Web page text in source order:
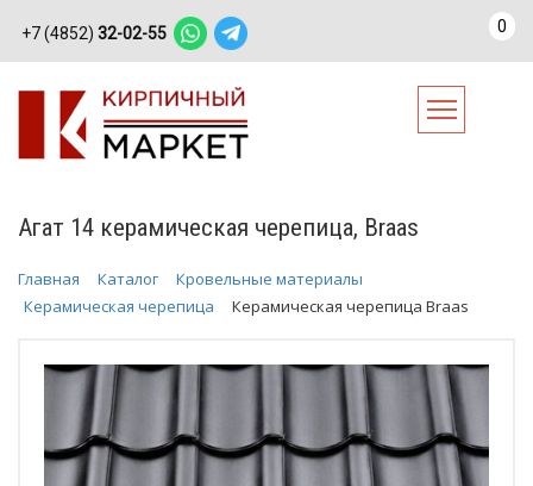
+7 (4852) 32-02-55 0
Агат 14 керамическая черепица, Braas
Главная Каталог
Кровельные материалы
Керамическая черепица
Керамическая черепица Braas